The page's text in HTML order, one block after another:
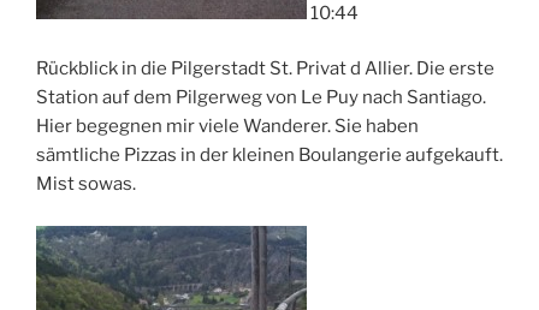
10:44
Rückblick in die Pilgerstadt St. Privat d Allier. Die erste
Station auf dem Pilgerweg von Le Puy nach Santiago.
Hier begegnen mir viele Wanderer. Sie haben
sämtliche Pizzas in der kleinen Boulangerie aufgekauft.
Mist sowas.